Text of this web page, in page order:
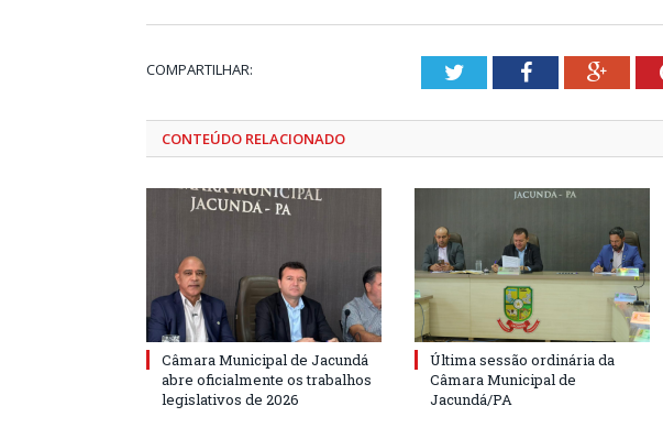
COMPARTILHAR: TwitterFacebook
CONTEÚDO RELACIONADO
Câmara Municipal de Jacundá
abre oficialmente os trabalhos
legislativos de 2026
Última sessão ordinária da
Câmara Municipal de
Jacundá/PA